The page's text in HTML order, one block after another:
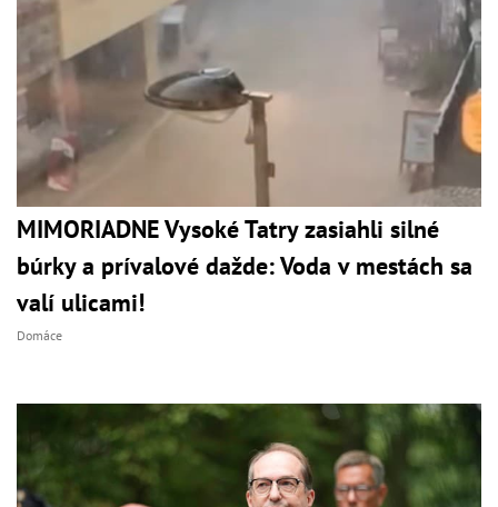
MIMORIADNE Vysoké Tatry zasiahli silné
búrky a prívalové dažde: Voda v mestách sa
valí ulicami!
Domáce